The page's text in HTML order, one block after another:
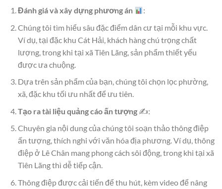
Đánh giá và xây dựng phương án
:
Chúng tôi tìm hiểu sâu đặc điểm dân cư tại mỗi khu vực.
Ví dụ, tại đặc khu Cát Hải, khách hàng chú trọng chất
lượng, trong khi tại xã Tiên Lãng, sản phẩm thiết yếu
được ưa chuộng.
Dựa trên sản phẩm của bạn, chúng tôi chọn lọc phường,
xã, đặc khu tối ưu nhất để ưu tiên.
Tạo ra tài liệu quảng cáo ấn tượng✍️:
Chuyên gia nội dung của chúng tôi soạn thảo thông điệp
ấn tượng, thích nghi với văn hóa địa phương. Ví dụ, thông
điệp ở Lê Chân mang phong cách sôi động, trong khi tại xã
Tiên Lãng thì dễ tiếp cận.
Thông điệp được cải tiến để thu hút, kèm video để nâng